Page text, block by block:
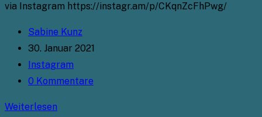
via Instagram https://instagr.am/p/CKqnZcFhPwg/
Beitrags-
Autor:
Sabine Kunz
Beitrag
veröffentlicht:
30. Januar 2021
Beitrags-
Kategorie:
Instagram
Beitrags-
0 Kommentare
Weiterlesen